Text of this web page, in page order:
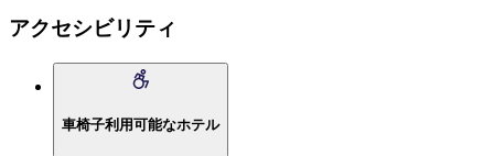
アクセシビリティ
車椅子利用可能なホテル